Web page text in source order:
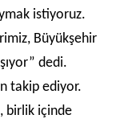
istiyoruz.
Büyükşehir
dedi.
takip ediyor.
birlik içinde